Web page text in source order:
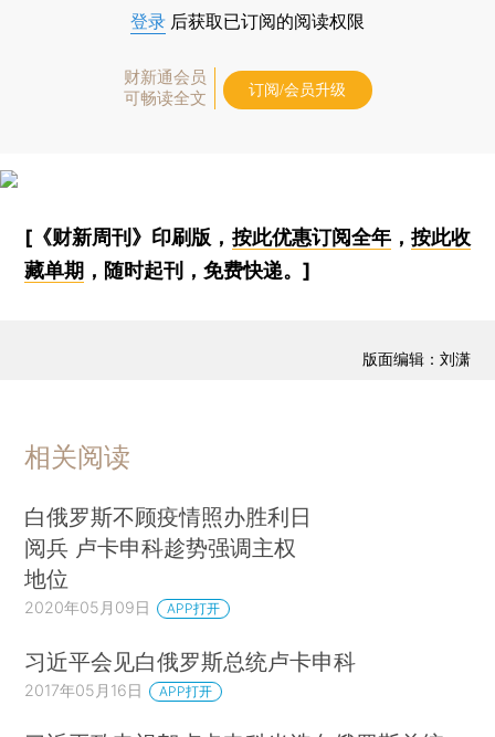
登录 后获取已订阅的阅读权限
财新通会员
可畅读全文
订阅/会员升级
[《财新周刊》印刷版， 按此优惠订阅全年， 按此收
藏单期 ，随时起刊，免费快递。]
版面编辑：刘潇
相关阅读
白俄罗斯不顾疫情照办胜利日
阅兵 卢卡申科趁势强调主权
地位
2020年05月09日 APP打开
习近平会见白俄罗斯总统卢卡申科
2017年05月16日 APP打开